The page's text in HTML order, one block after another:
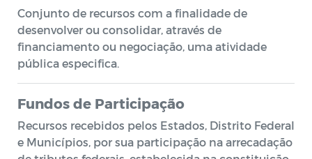
Conjunto de recursos com a finalidade de
desenvolver ou consolidar, através de
financiamento ou negociação, uma atividade
pública especifica.
Fundos de Participação
Recursos recebidos pelos Estados, Distrito Federal
e Municípios, por sua participação na arrecadação